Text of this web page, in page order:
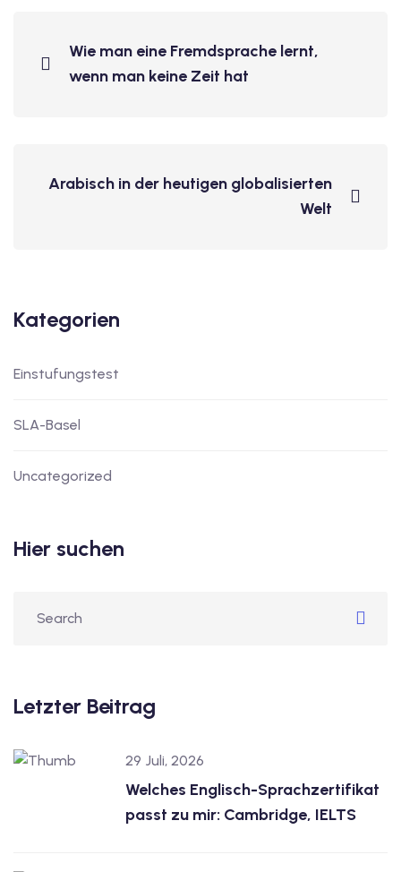
Wie man eine Fremdsprache lernt,
wenn man keine Zeit hat
Arabisch in der heutigen globalisierten
Welt
Kategorien
Einstufungstest
SLA-Basel
Uncategorized
Hier suchen
Letzter Beitrag
29 Juli, 2026
Welches Englisch-Sprachzertifikat
passt zu mir: Cambridge, IELTS